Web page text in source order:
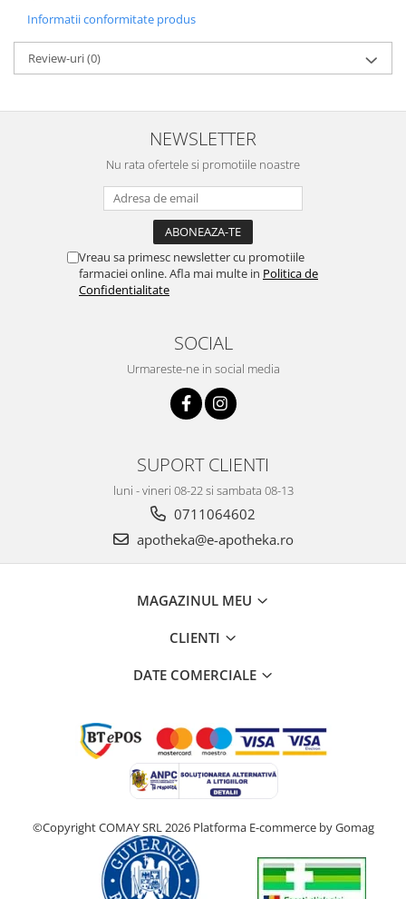
Informatii conformitate produs
Review-uri(0)
NEWSLETTER
Nu rata ofertele si promotiile noastre
Vreau sa primesc newsletter cu promotiile
farmaciei online. Afla mai multe in Politica de
Confidentialitate
SOCIAL
Urmareste-ne in social media
SUPORT CLIENTI
luni - vineri 08-22 si sambata 08-13
0711064602
apotheka@e-apotheka.ro
MAGAZINUL MEU
CLIENTI
DATE COMERCIALE
©Copyright COMAY SRL 2026 Platforma E-commerce by Gomag